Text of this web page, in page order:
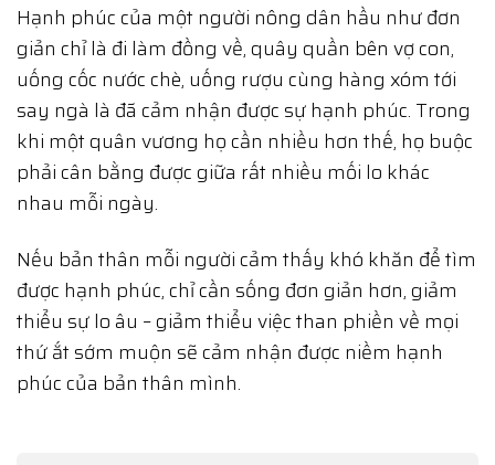
Hạnh phúc của một người nông dân hầu như đơn
giản chỉ là đi làm đồng về, quây quần bên vợ con,
uống cốc nước chè, uống rượu cùng hàng xóm tới
say ngà là đã cảm nhận được sự hạnh phúc. Trong
khi một quân vương họ cần nhiều hơn thế, họ buộc
phải cân bằng được giữa rất nhiều mối lo khác
nhau mỗi ngày.
Nếu bản thân mỗi người cảm thấy khó khăn để tìm
được hạnh phúc, chỉ cần sống đơn giản hơn, giảm
thiểu sự lo âu – giảm thiểu việc than phiền về mọi
thứ ắt sớm muộn sẽ cảm nhận được niềm hạnh
phúc của bản thân mình.